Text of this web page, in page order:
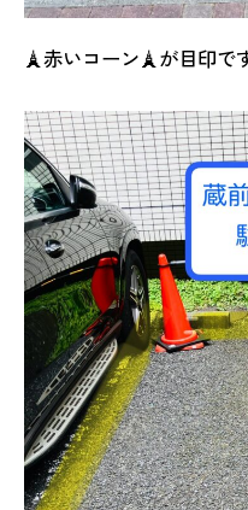
🗼赤いコーン🗼が目印です